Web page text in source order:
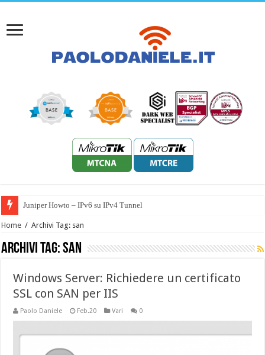
Juniper Howto – IPv6 su IPv4 Tunnel
Home / Archivi Tag: san
Archivi Tag:san
Windows Server: Richiedere un certificato
SSL con SAN per IIS
Paolo Daniele Feb.20 Vari 0